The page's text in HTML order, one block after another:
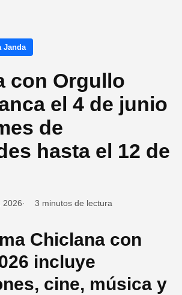
Janda
con Orgullo
el 4 de junio
de
hasta el 12 de
2026 3 minutos de lectura
Chiclana con
incluye
cine, música y